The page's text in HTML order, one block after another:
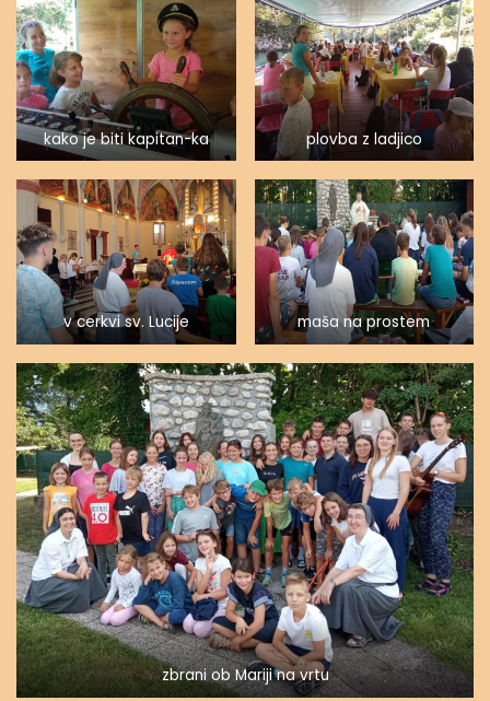
kako je biti kapitan-ka plovba z ladjico
v cerkvi sv. Lucije maša na prostem
zbrani ob Mariji na vrtu